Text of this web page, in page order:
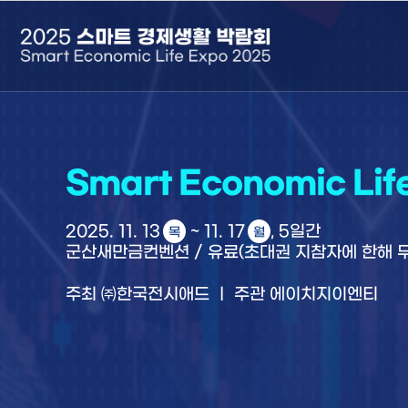
Smart Economic
2025. 11. 13 목 ~ 11. 17 월 , 5일간
군산새만금컨벤션 / 유료(초대권 지참자에 한해
주최 ㈜한국전시애드 ㅣ 주관 에이치지이엔티